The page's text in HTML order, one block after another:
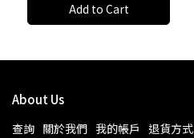
Add to Cart
About Us
查詢 關於我們 我的帳戶 退貨方式